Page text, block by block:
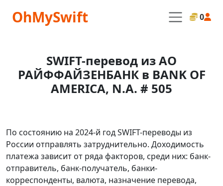
OhMySwift 0
SWIFT-перевод из АО
РАЙФФАЙЗЕНБАНК в BANK OF
AMERICA, N.A. # 505
По состоянию на 2024-й год SWIFT-переводы из
России отправлять затруднительно. Доходимость
платежа зависит от ряда факторов, среди них: банк-
отправитель, банк-получатель, банки-
корреспонденты, валюта, назначение перевода,